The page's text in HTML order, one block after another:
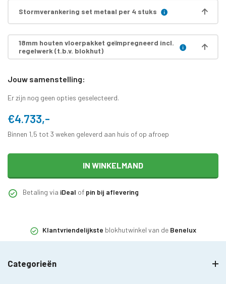
Stormverankering set metaal per 4 stuks
18mm houten vloerpakket geïmpregneerd incl.
regelwerk (t.b.v. blokhut)
Jouw samenstelling:
Er zijn nog geen opties geselecteerd.
€4.733,-
Binnen 1,5 tot 3 weken geleverd aan huis of op afroep
IN WINKELMAND
Betaling via iDeal of pin bij aflevering
Klantvriendelijkste blokhutwinkel van de Benelux
Categorieën